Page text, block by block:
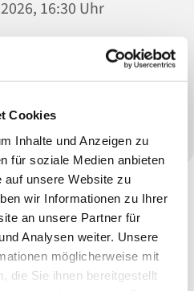
Cookies
Inhalte und Anzeigen zu
für soziale Medien anbieten
auf unsere Website zu
wir Informationen zu Ihrer
an unsere Partner für
Analysen weiter. Unsere
möglicherweise mit
die Sie ihnen bereitgestellt
16:30 Uhr
am Eingang Schloss
Schloss Neersen